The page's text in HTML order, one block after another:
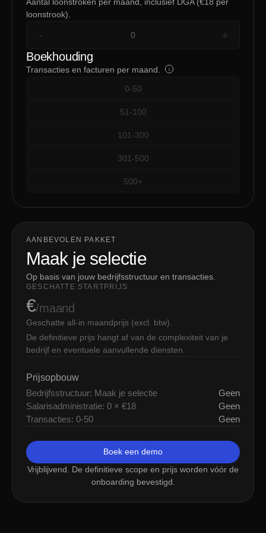
loonstrook).
-
+
Boekhouding
Transacties en facturen per maand.
0-50
51-100
101-300
301-500
500+
AANBEVOLEN PAKKET
Maak je selectie
Op basis van jouw bedrijfsstructuur en transacties.
GESCHATTE STARTPRIJS
€/maand
Geschatte all-in maandprijs (excl. btw).
De definitieve prijs hangt af van de complexiteit van je
bedrijf en eventuele aanvullende diensten.
Prijsopbouw
Bedrijfsstructuur: Maak je selectie
Geen
Salarisadministratie: 0 × €18
Geen
Transacties: 0-50
Geen
Boek een demo
Vrijblijvend. De definitieve scope en prijs worden vóór de
onboarding bevestigd.